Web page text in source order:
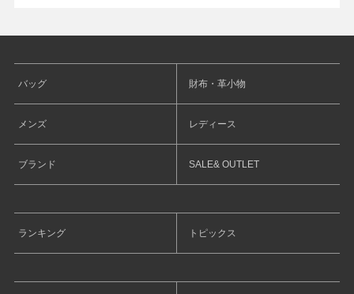
バッグ 財布・革小物
メンズ レディース
ブランド SALE& OUTLET
ランキング トピックス